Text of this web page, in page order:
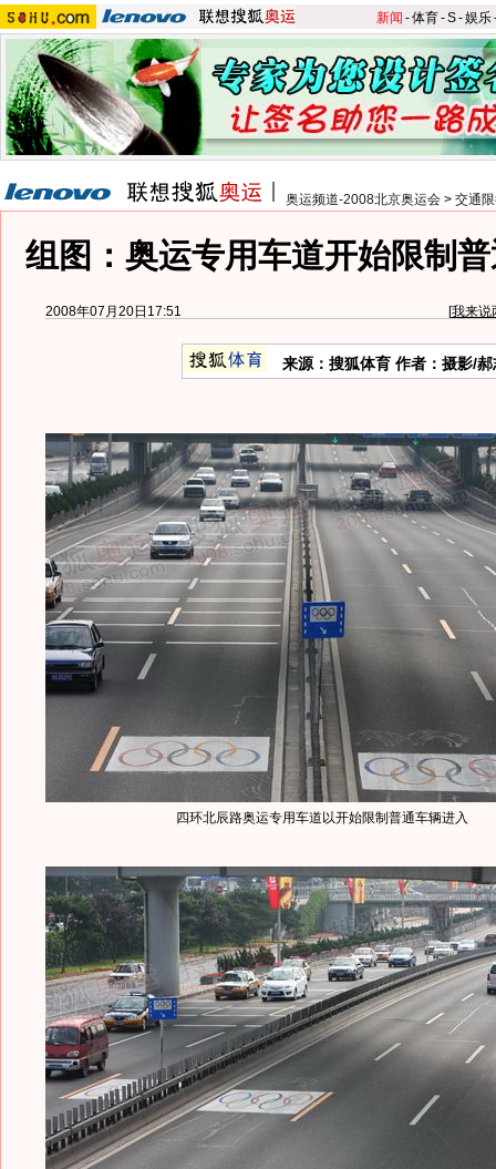
新闻 -体育-S-娱乐
奥运频道-2008北京奥运会 > 交通
组图：奥运专用车道开始限制
2008年07月20日17:51 [我来说
来源：搜狐体育 作者：摄影/郝
四环北辰路奥运专用车道以开始限制普通车辆进入